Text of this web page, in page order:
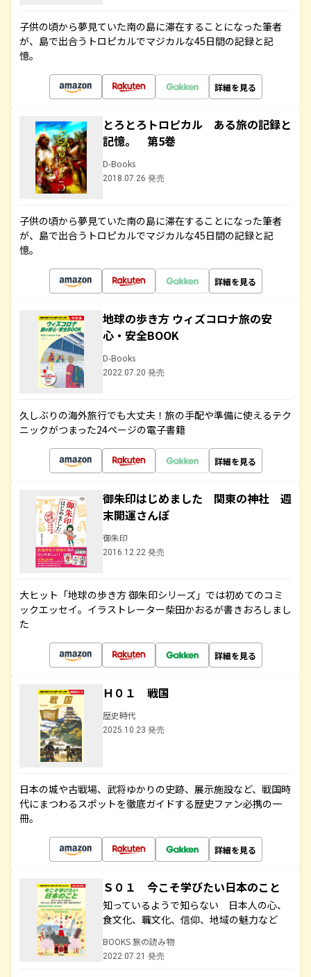
子供の頃から夢見ていた南の島に滞在することになった筆者
が、島で出合うトロピカルでマジカルな45日間の記録と記
憶。
詳細を見る
とろとろトロピカル ある旅の記録と
記憶。 第5巻
D-Books
2018.07.26 発売
子供の頃から夢見ていた南の島に滞在することになった筆者
が、島で出合うトロピカルでマジカルな45日間の記録と記
憶。
詳細を見る
地球の歩き方 ウィズコロナ旅の安
心・安全BOOK
D-Books
2022.07.20 発売
久しぶりの海外旅行でも大丈夫！旅の手配や準備に使えるテク
ニックがつまった24ページの電子書籍
詳細を見る
御朱印はじめました 関東の神社 週
末開運さんぽ
御朱印
2016.12.22 発売
大ヒット「地球の歩き方 御朱印シリーズ」では初めてのコミ
ックエッセイ。イラストレーター柴田かおるが書きおろしまし
た
詳細を見る
Ｈ０１ 戦国
歴史時代
2025.10.23 発売
日本の城や古戦場、武将ゆかりの史跡、展示施設など、戦国時
代にまつわるスポットを徹底ガイドする歴史ファン必携の一
冊。
詳細を見る
Ｓ０１ 今こそ学びたい日本のこと
知っているようで知らない 日本人の心、
食文化、職文化、信仰、地域の魅力など
BOOKS 旅の読み物
2022.07.21 発売